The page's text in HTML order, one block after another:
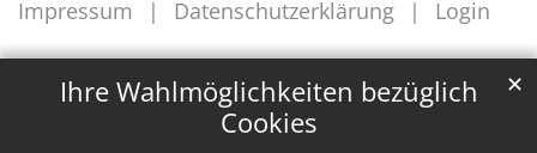
Ihre Wahlmöglichkeiten bezüglich
Cookies
✕
Impressum
Datenschutzerklärung Login